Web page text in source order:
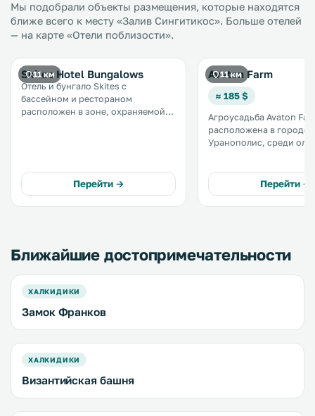
Мы подобрали объекты размещения, которые находятся
ближе всего к месту «Залив Сингитикос». Больше отелей
— на карте «Отели поблизости».
11 км
Skites Hotel Bungalows
Отель и бунгало Skites с
бассейном и рестораном
расположен в зоне, охраняемой
находится в 650 метрах от отеля. .
Перейти →
11 км
Avaton Farm
≈ 185 $
Агроусадьба Avaton
расположена в городе
Уранополис, среди
территории,
Всемирный список
ЮНЕСКО. Гора Афон находится в
Перейти →
Ближайшие достопримечательности
ХАЛКИДИКИ
Замок Франков
ХАЛКИДИКИ
Византийская башня